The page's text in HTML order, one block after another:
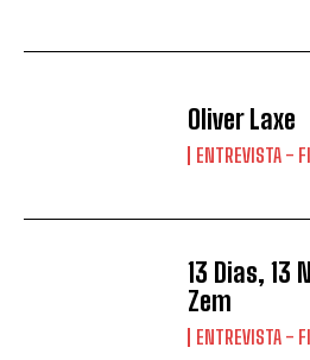
Oliver Laxe
ENTREVISTA -
13 Dias, 13
Zem
ENTREVISTA -